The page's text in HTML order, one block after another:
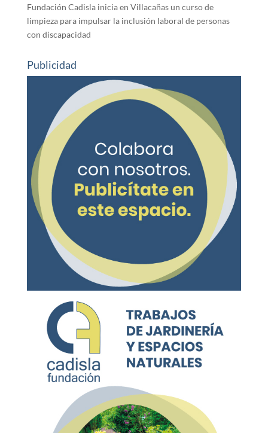
Fundación Cadisla inicia en Villacañas un curso de
limpieza para impulsar la inclusión laboral de personas
con discapacidad
Publicidad